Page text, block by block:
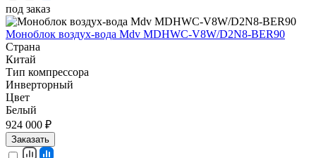
под заказ
Моноблок воздух-вода Mdv MDHWC-V8W/D2N8-BER90
Страна
Китай
Тип компрессора
Инверторный
Цвет
Белый
924 000 ₽
Заказать